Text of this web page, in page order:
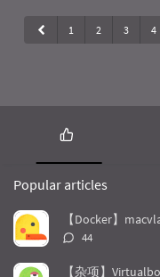
1 2 3 4
P
p
u
l
a
r
Popular articles
【Docker】
评
数：
44
【杂项】